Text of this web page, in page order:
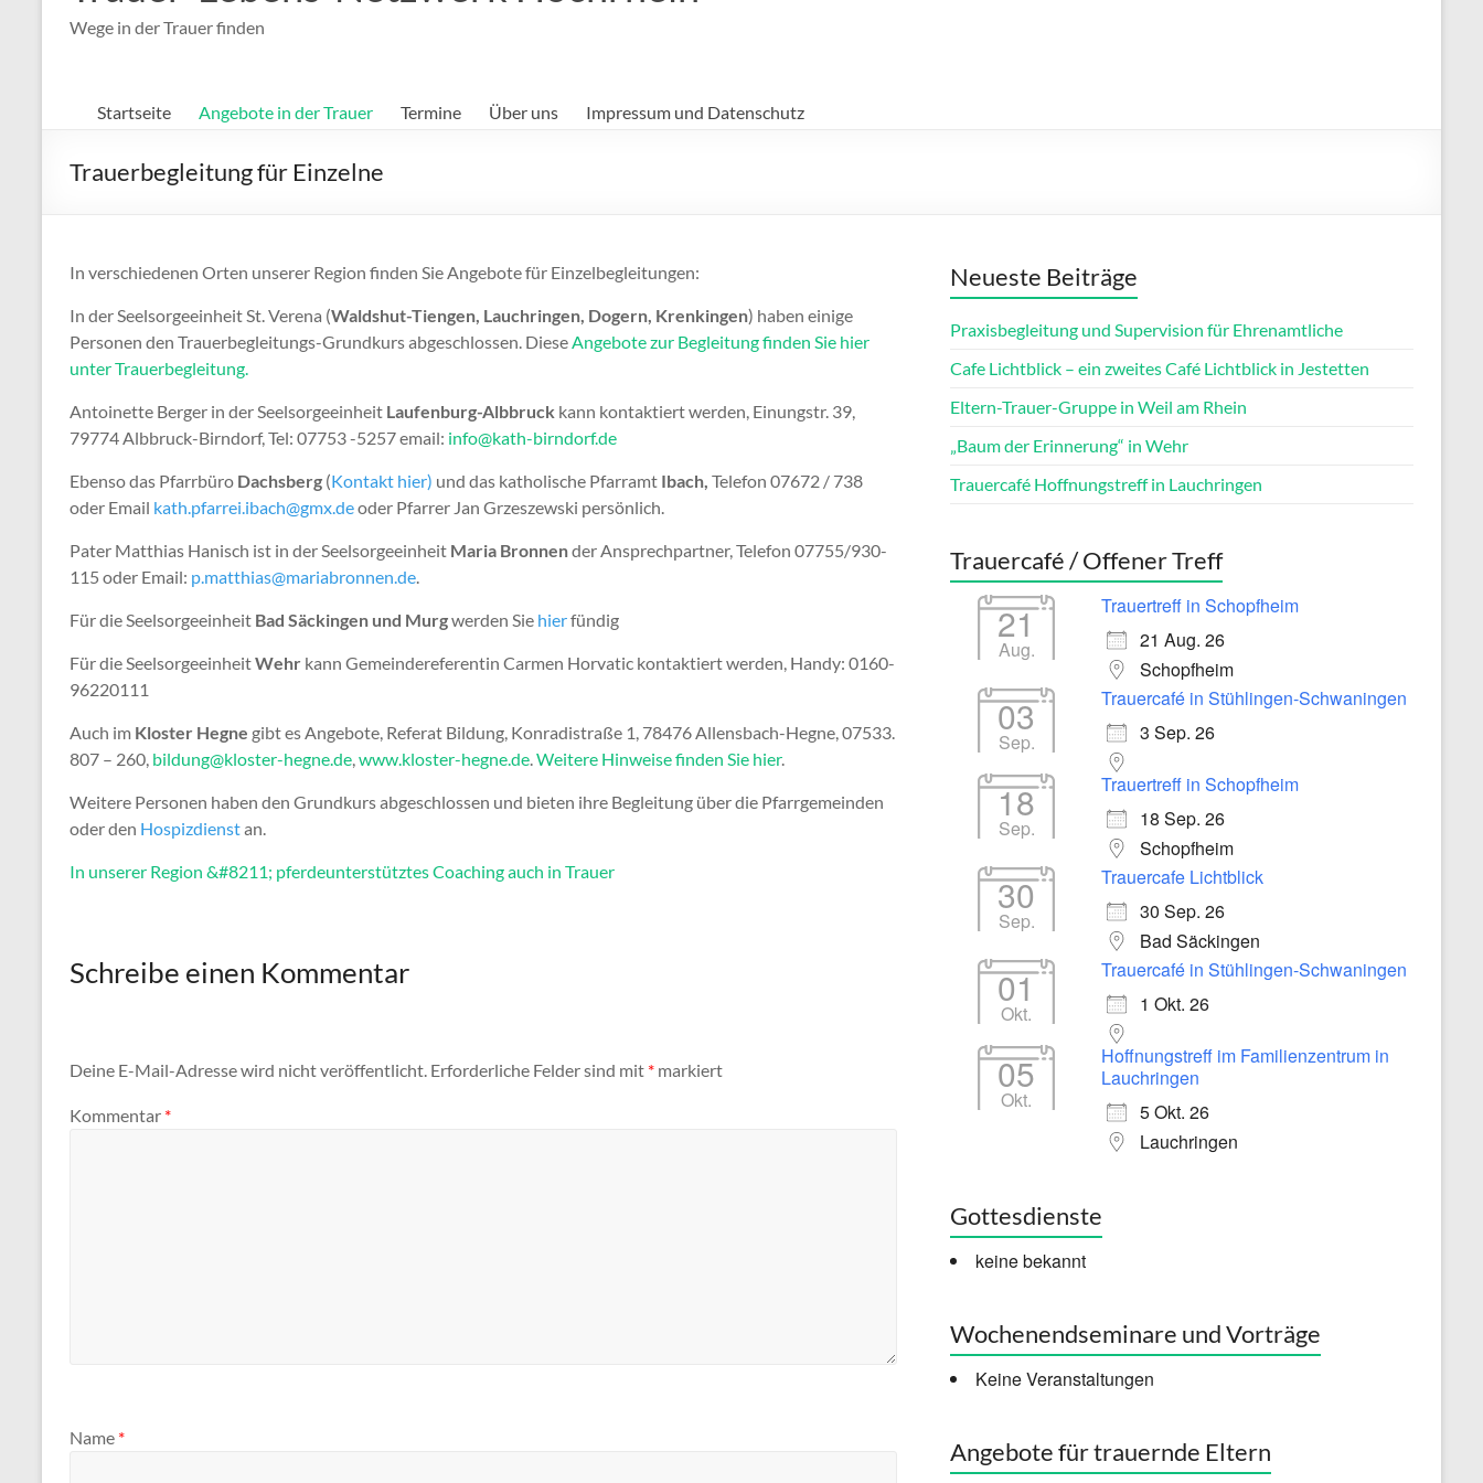
Wege in der Trauer finden
Startseite Angebote in der Trauer Termine Über uns Impressum und Datenschutz
Trauerbegleitung für Einzelne
In verschiedenen Orten unserer Region finden Sie Angebote für Einzelbegleitungen:
In der Seelsorgeeinheit St. Verena (Waldshut-Tiengen, Lauchringen, Dogern, Krenkingen) haben einige
Personen den Trauerbegleitungs-Grundkurs abgeschlossen. DieseAngebote zur Begleitung finden Sie hier
unter Trauerbegleitung.
Antoinette Berger in der Seelsorgeeinheit Laufenburg-Albbruck kann kontaktiert werden, Einungstr. 39,
79774 Albbruck-Birndorf, Tel: 07753 -5257 email: info@kath-birndorf.de
Ebenso das Pfarrbüro Dachsberg (Kontakt hier) und das katholische Pfarramt Ibach, Telefon 07672 / 738
oder Email kath.pfarrei.ibach@gmx.deoder Pfarrer Jan Grzeszewski persönlich.
Pater Matthias Hanisch ist in der Seelsorgeeinheit Maria Bronnender Ansprechpartner, Telefon 07755/930-
115 oder Email: p.matthias@mariabronnen.de.
Für die Seelsorgeeinheit Bad Säckingen und Murgwerden Sie hierfündig
Für die SeelsorgeeinheitWehr kann Gemeindereferentin Carmen Horvatic kontaktiert werden, Handy: 0160-
96220111
Auch im Kloster Hegne gibt es Angebote, Referat Bildung, Konradistraße 1, 78476 Allensbach-Hegne, 07533.
807 – 260, bildung@kloster-hegne.de,www.kloster-hegne.de.Weitere Hinweise finden Sie hier.
Weitere Personen haben den Grundkurs abgeschlossen und bieten ihre Begleitung über die Pfarrgemeinden
oder den Hospizdienstan.
In unserer Region &#8211; pferdeunterstütztes Coaching auch in Trauer
Schreibe einen Kommentar
Deine E-Mail-Adresse wird nicht veröffentlicht. Erforderliche Felder sind mit * markiert
Kommentar *
Name *
Neueste Beiträge
Praxisbegleitung und Supervision für Ehrenamtliche
Cafe Lichtblick – ein zweites Café Lichtblick in Jestetten
Eltern-Trauer-Gruppe in Weil am Rhein
„Baum der Erinnerung“ in Wehr
Trauercafé Hoffnungstreff in Lauchringen
Trauercafé / Offener Treff
21
Aug.
Trauertreff in Schopfheim
21 Aug. 26
Schopfheim
03
Sep.
Trauercafé in Stühlingen-Schwaningen
3 Sep. 26
18
Sep.
Trauertreff in Schopfheim
18 Sep. 26
Schopfheim
30
Sep.
Trauercafe Lichtblick
30 Sep. 26
Bad Säckingen
01
Okt.
Trauercafé in Stühlingen-Schwaningen
1 Okt. 26
05
Okt.
Hoffnungstreff im Familienzentrum in
Lauchringen
5 Okt. 26
Lauchringen
Gottesdienste
keine bekannt
Wochenendseminare und Vorträge
Keine Veranstaltungen
Angebote für trauernde Eltern